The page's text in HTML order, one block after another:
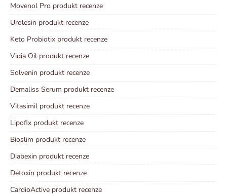
Movenol Pro produkt recenze
Urolesin produkt recenze
Keto Probiotix produkt recenze
Vidia Oil produkt recenze
Solvenin produkt recenze
Demaliss Serum produkt recenze
Vitasimil produkt recenze
Lipofix produkt recenze
Bioslim produkt recenze
Diabexin produkt recenze
Detoxin produkt recenze
CardioActive produkt recenze